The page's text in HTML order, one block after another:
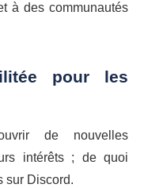
à des communautés
pour les
de nouvelles
intérêts ; de quoi
sur Discord.